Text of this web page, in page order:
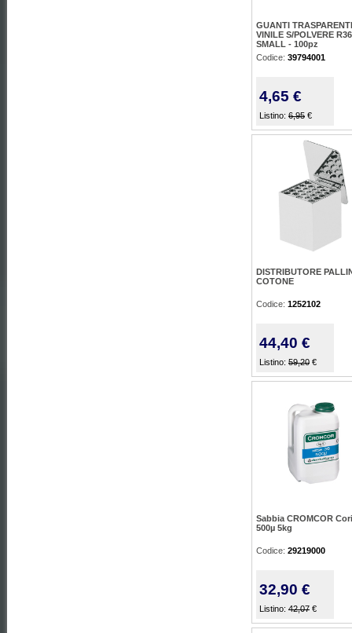
GUANTI TRASPARENTI
VINILE S/POLVERE R36
SMALL - 100pz
Codice: 39794001
4,65 €
Listino: 6,95 €
DISTRIBUTORE
COTONE
Codice: 1252102
44,40 €
Listino: 59,20 €
Sabbia CROMCOR
500µ 5kg
Codice: 29219000
32,90 €
Listino: 42,07 €